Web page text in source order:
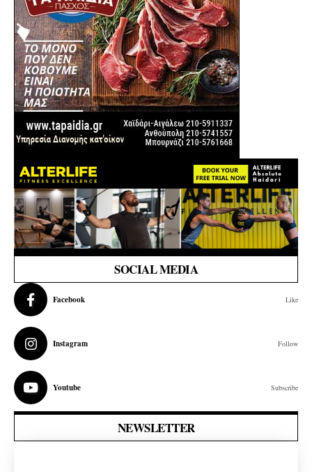
SOCIAL MEDIA
Facebook Like
Instagram Follow
Youtube Subscribe
NEWSLETTER